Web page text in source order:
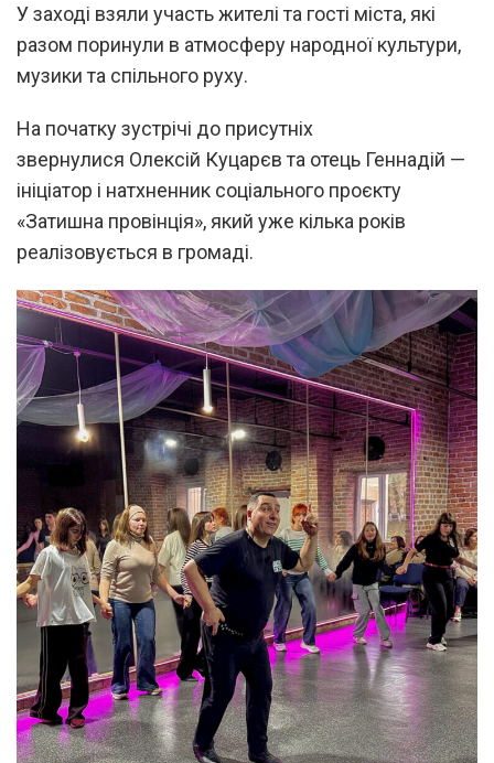
У заході взяли участь жителі та гості міста, які
разом поринули в атмосферу народної культури,
музики та спільного руху.
На початку зустрічі до присутніх
звернулися Олексій Куцарєв та отець Геннадій —
ініціатор і натхненник соціального проєкту
«Затишна провінція», який уже кілька років
реалізовується в громаді.